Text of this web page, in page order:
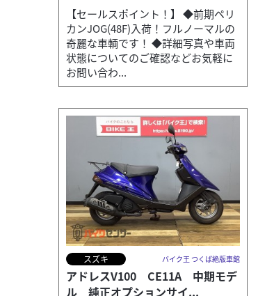
【セールスポイント！】 ◆前期ペリ
カンJOG(48F)入荷！フルノーマルの
奇麗な車輌です！ ◆詳細写真や車両
状態についてのご確認などお気軽に
お問い合わ...
スズキ バイク王 つくば絶版車館
アドレスV100 CE11A 中期モデ
ル 純正オプションサイ...